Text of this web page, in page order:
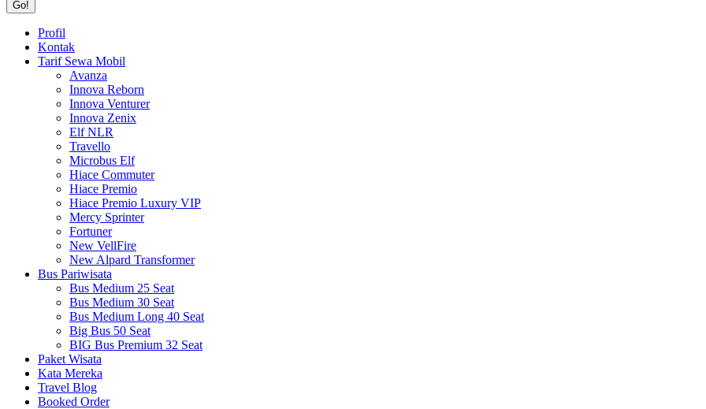
Profil
Kontak
Tarif Sewa Mobil
Avanza
Innova Reborn
Innova Venturer
Innova Zenix
Elf NLR
Travello
Microbus Elf
Hiace Commuter
Hiace Premio
Hiace Premio Luxury VIP
Mercy Sprinter
Fortuner
New VellFire
New Alpard Transformer
Bus Pariwisata
Bus Medium 25 Seat
Bus Medium 30 Seat
Bus Medium Long 40 Seat
Big Bus 50 Seat
BIG Bus Premium 32 Seat
Paket Wisata
Kata Mereka
Travel Blog
Booked Order